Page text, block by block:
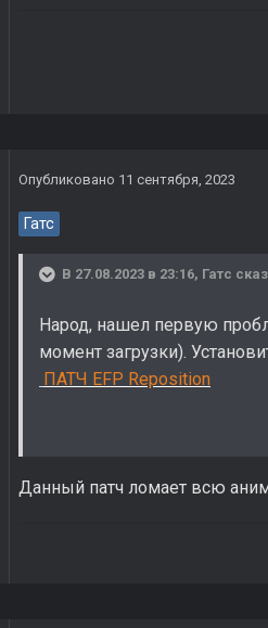
Опубликовано 11 сентября, 2023
Гатс
В 27.08.2023 в 23:16, Гатс
Народ, нашел первую
момент загрузки).
ПАТЧ EFP Reposition
Данный патч ломает всю